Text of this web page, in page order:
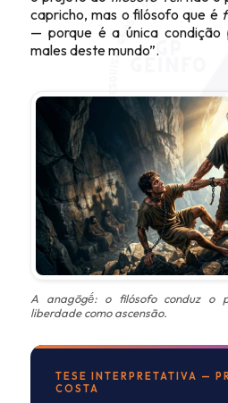
capricho, mas o filósofo que é
— porque é a única condição
males deste mundo”.
A anagōgḗ: o filósofo conduz o
liberdade como ascensão.
TESE INTERPRETATIVA —
COSTA